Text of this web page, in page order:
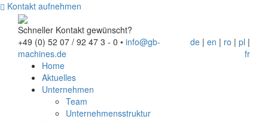
Kontakt aufnehmen
Schneller Kontakt gewünscht?
+49 (0) 52 07 / 92 47 3 - 0 • info@gb-
machines.de
de| en | ro | pl |
fr
Home
Aktuelles
Unternehmen
Team
Unternehmensstruktur